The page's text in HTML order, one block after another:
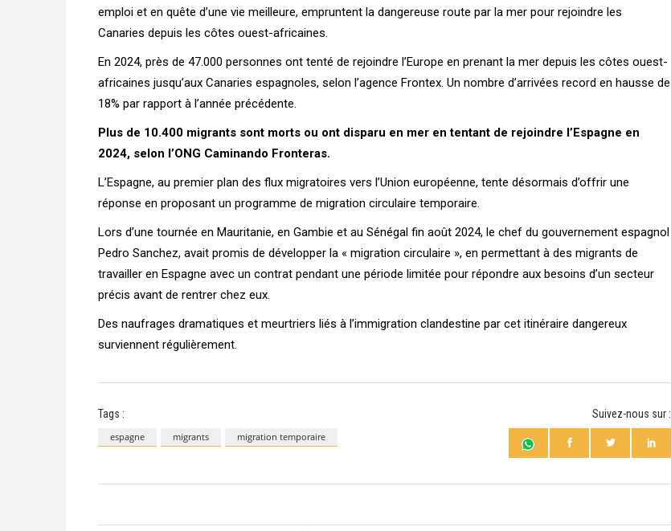
emploi et en quête d’une vie meilleure, empruntent la dangereuse route par la mer pour rejoindre les
Canaries depuis les côtes ouest-africaines.
En 2024, près de 47.000 personnes ont tenté de rejoindre l’Europe en prenant la mer depuis les côtes ouest-
africaines jusqu’aux Canaries espagnoles, selon l’agence Frontex. Un nombre d’arrivées record en hausse de
18% par rapport à l’année précédente.
Plus de 10.400 migrants sont morts ou ont disparu en mer en tentant de rejoindre l’Espagne en
2024, selon l’ONG Caminando Fronteras.
L’Espagne, au premier plan des flux migratoires vers l’Union européenne, tente désormais d’offrir une
réponse en proposant un programme de migration circulaire temporaire.
Lors d’une tournée en Mauritanie, en Gambie et au Sénégal fin août 2024, le chef du gouvernement espagnol
Pedro Sanchez, avait promis de développer la « migration circulaire », en permettant à des migrants de
travailler en Espagne avec un contrat pendant une période limitée pour répondre aux besoins d’un secteur
précis avant de rentrer chez eux.
Des naufrages dramatiques et meurtriers liés à l’immigration clandestine par cet itinéraire dangereux
surviennent régulièrement.
Tags :
espagne migrants migration temporaire
Suivez-nous sur :